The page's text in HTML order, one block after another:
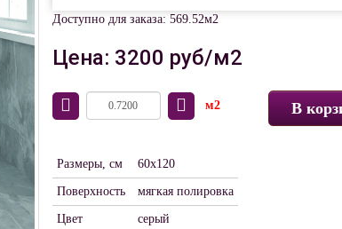
Доступно для заказа: 569.52м2
Цена: 3200 руб/м2
м2 В
Размеры, см 60x120
Поверхность мягкая полировка
Цвет серый